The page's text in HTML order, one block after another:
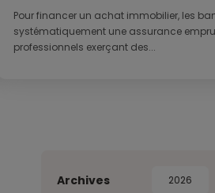
Pour financer un achat immobilier, les
systématiquement une assurance
professionnels exerçant des...
Archives 2026